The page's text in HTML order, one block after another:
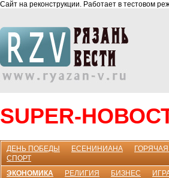
Сайт на реконструкции. Работает в тестовом
SUPER-
ДЕНЬ ПОБЕДЫ ЕСЕНИНИАНА
СПОРТ
ЭКОНОМИКА
РЕЛИГИЯ БИЗНЕС